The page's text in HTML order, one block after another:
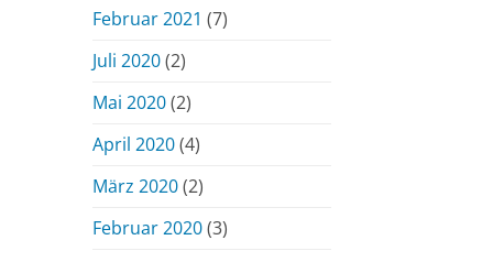
Februar 2021 (7)
Juli 2020(2)
Mai 2020(2)
April 2020(4)
März 2020(2)
Februar 2020(3)